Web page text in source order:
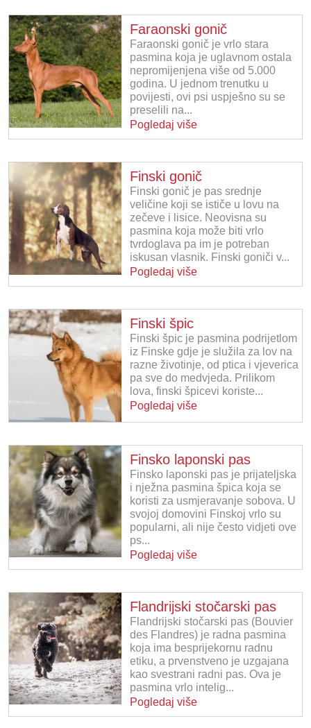
Faraonski gonič
Faraonski gonič je vrlo stara
pasmina koja je uglavnom ostala
nepromijenjena više od 5.000
godina. U jednom trenutku u
povijesti, ovi psi uspješno su se
preselili na...
Pogledaj više
Finski gonič
Finski gonič je pas srednje
veličine koji se ističe u lovu na
zečeve i lisice. Neovisna su
pasmina koja može biti vrlo
tvrdoglava pa im je potreban
iskusan vlasnik. Finski goniči v...
Pogledaj više
Finski špic
Finski špic je pasmina podrijetlom
iz Finske gdje je služila za lov na
razne životinje, od ptica i vjeverica
pa sve do medvjeda. Prilikom
lova, finski špicevi koriste...
Pogledaj više
Finsko laponski pas
Finsko laponski pas je prijateljska
i nježna pasmina špica koja se
koristi za usmjeravanje sobova. U
svojoj domovini Finskoj vrlo su
popularni, ali nije često vidjeti ove
ps...
Pogledaj više
Flandrijski stočarski pas
Flandrijski stočarski pas (Bouvier
des Flandres) je radna pasmina
koja ima besprijekornu radnu
etiku, a prvenstveno je uzgajana
kao svestrani radni pas. Ova je
pasmina vrlo intelig...
Pogledaj više